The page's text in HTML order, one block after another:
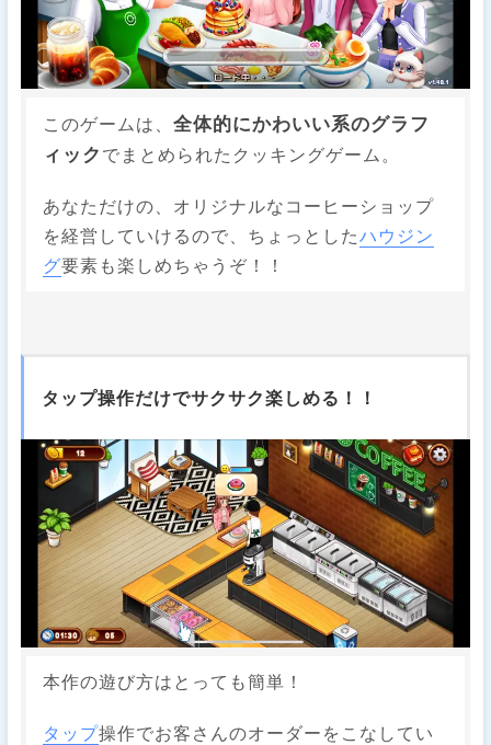
このゲームは、全体的にかわいい系のグラフ
ィック でまとめられたクッキングゲーム。
あなただけの、オリジナルなコーヒーショップ
を経営していけるので、ちょっとしたハウジン
グ要素も楽しめちゃうぞ！！
タップ操作だけでサクサク楽しめる！！
本作の遊び方はとっても簡単！
タップ操作でお客さんのオーダーをこなしてい